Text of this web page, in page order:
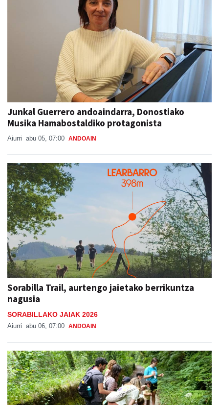
Junkal Guerrero andoaindarra, Donostiako
Musika Hamabostaldiko protagonista
Aiurri abu 05, 07:00 ANDOAIN
Sorabilla Trail, aurtengo jaietako berrikuntza
nagusia
SORABILLAKO JAIAK 2026
Aiurri abu 06, 07:00 ANDOAIN